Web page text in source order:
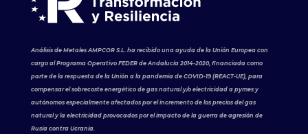
Análisis de Metales AMPCOR S.L. ha recibido una ayuda de la Unión Europea con
cargo al Programa Operativo FEDER de Andalucía 2014-2020, financiada como
parte de la respuesta de la Unión a la pandemia de COVID-19 (REACT-UE), para
compensar el sobrecoste energético de gas natural y/o electricidad a pymes y
autónomos especialmente afectados por el incremento de los precios del gas
natural y la electricidad provocados por el impacto de la guerra de agresión de
Rusia contra Ucrania.